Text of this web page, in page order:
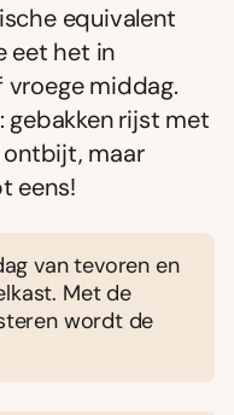
equivalent
eet het in
middag.
gebakken rijst met
maar
eens!
van tevoren en
Met de
wordt de